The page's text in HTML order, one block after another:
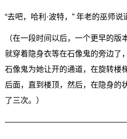
“去吧，哈利·波特，” 年老的巫师说
（在一段时间以后，一个更早的版
就穿着隐身衣等在石像鬼的旁边了
石像鬼为她让开的通道，在旋转楼
后面，直到楼顶，然后，在隐身的
了三次。）